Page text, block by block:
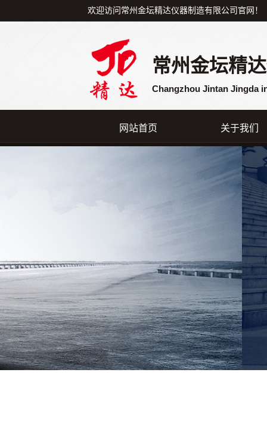
欢迎访问常州金坛精达仪器制造有限公司官网！
常州金坛精
Changzhou Jintan Jingda
网站首页 关于我们